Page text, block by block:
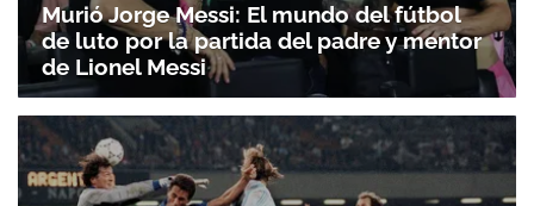
Murió Jorge Messi: El mundo del fútbol
de luto por la partida del padre y mentor
de Lionel Messi